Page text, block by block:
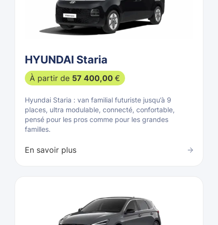
HYUNDAI Staria
À partir de 57 400,00 €
Hyundai Staria : van familial futuriste jusqu’à 9
places, ultra modulable, connecté, confortable,
pensé pour les pros comme pour les grandes
familles.
En savoir plus